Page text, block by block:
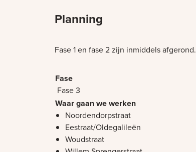
Bezig met laden
Planning
Fase 1 en fase 2 zijn inmiddels afgerond.
Fase 3
Noordendorpstraat
Eestraat/Oldegalileën
Woudstraat